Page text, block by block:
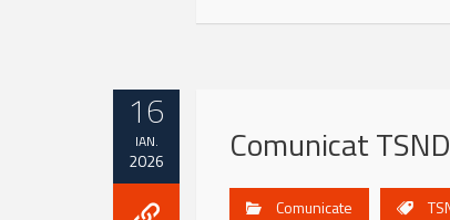
16
IAN.
2026 Comunicat
Comunicate